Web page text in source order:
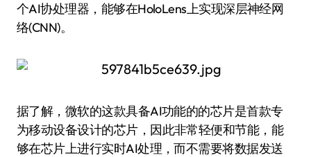
个AI协处理器，能够在HoloLens上实现深层神经网
络(CNN)。
据了解，微软的这款具备AI功能的的芯片是首款专
为移动设备设计的芯片，因此非常轻便和节能，能
够在芯片上进行实时AI处理，而不需要将数据发送